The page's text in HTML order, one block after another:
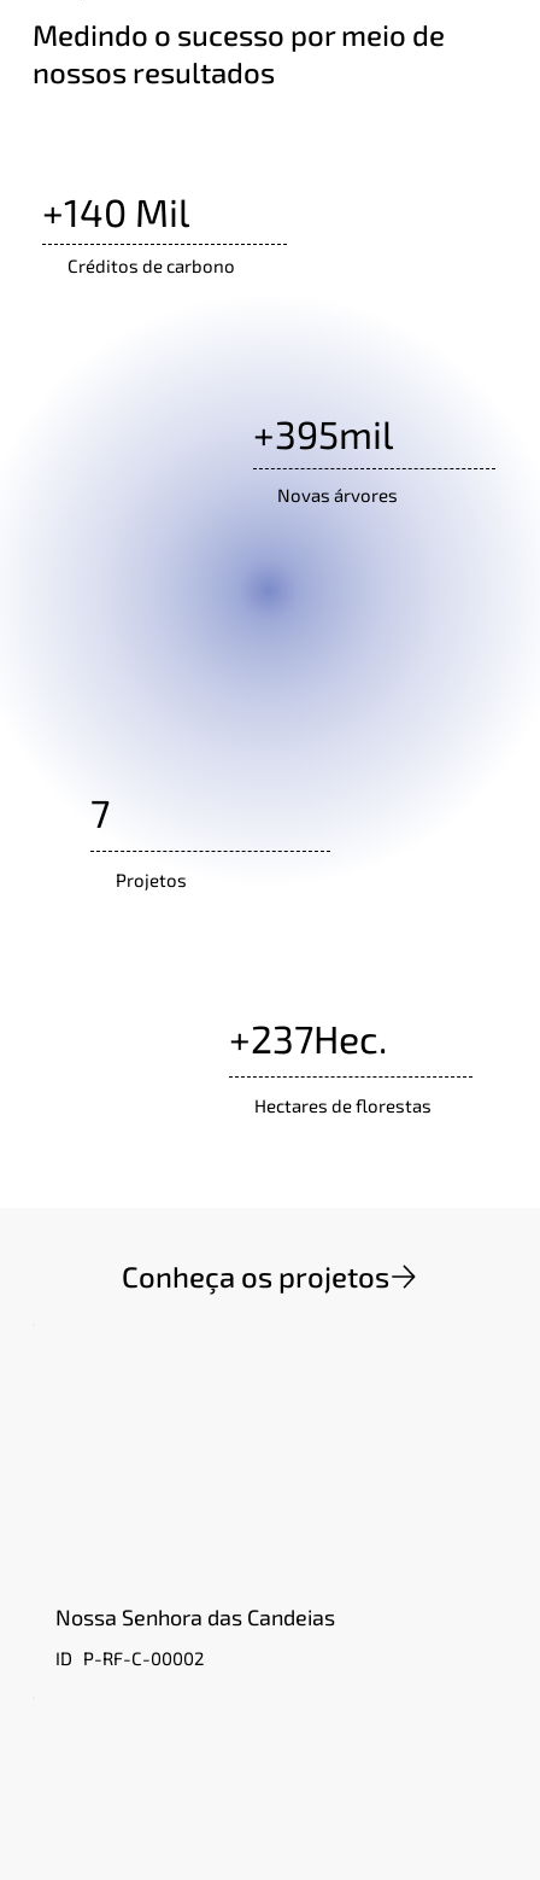
Medindo o sucesso por meio de
nossos resultados
+140 Mil
Créditos de carbono
+395mil
Novas árvores
7
Projetos
+237Hec.
Hectares de florestas
Conheça os projetos
Nossa Senhora das Candeias
ID P-RF-C-00002